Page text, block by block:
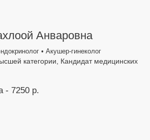
Анваровна
• Акушер-гинеколог
категории, Кандидат медицинских
- 7250 р.